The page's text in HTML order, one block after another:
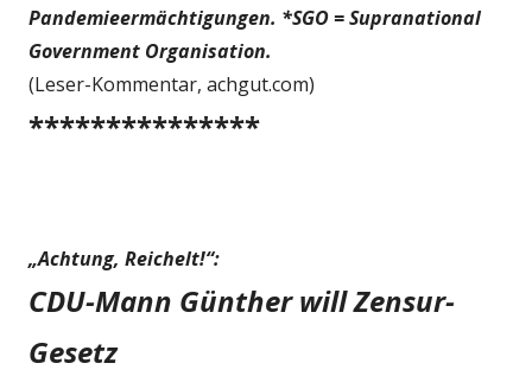
Pandemieermächtigungen. *SGO = Supranational
Government Organisation.
(Leser-Kommentar, achgut.com)
***************
„Achtung, Reichelt!“:
CDU-Mann Günther will Zensur-
Gesetz